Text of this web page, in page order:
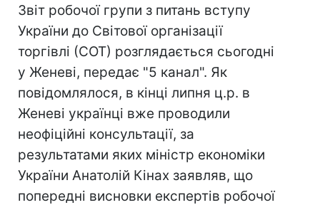
Звіт робочої групи з питань вступу
України до Світової організації
торгівлі (СОТ) розглядається сьогодні
у Женеві, передає "5 канал". Як
повідомлялося, в кінці липня ц.р. в
Женеві українці вже проводили
неофіційні консультації, за
результатами яких міністр економіки
України Анатолій Кінах заявляв, що
попередні висновки експертів робочої